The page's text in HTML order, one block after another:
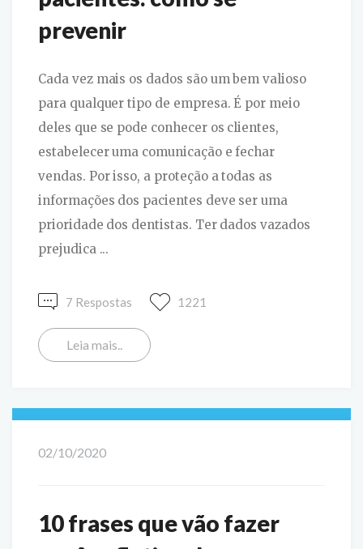
prevenir
Cada vez mais os dados são um bem valioso
para qualquer tipo de empresa. É por meio
deles que se pode conhecer os clientes,
estabelecer uma comunicação e fechar
vendas. Por isso, a proteção a todas as
informações dos pacientes deve ser uma
prioridade dos dentistas. Ter dados vazados
prejudica ...
7 Respostas 1221
Leia mais..
02/10/2020
10 frases que vão fazer